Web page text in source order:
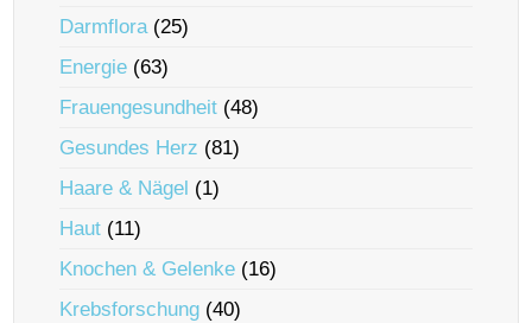
Darmflora(25)
Energie (63)
Frauengesundheit (48)
Gesundes Herz (81)
Haare & Nägel (1)
Haut (11)
Knochen & Gelenke (16)
Krebsforschung (40)